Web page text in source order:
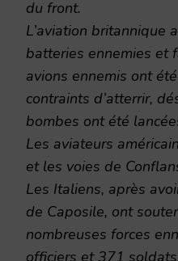
du front.
L’aviation britannique
batteries ennemies et
avions ennemis ont
contraints d’atterrir,
bombes ont été
Les aviateurs
et les voies de
Les Italiens, après
de Caposile, ont
nombreuses forces
officiers et 371